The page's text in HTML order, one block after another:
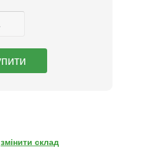
змінити склад